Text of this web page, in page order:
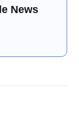
News